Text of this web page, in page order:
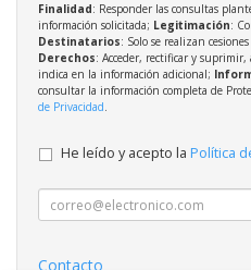
Finalidad: Responder las consultas
información solicitada; Legitimación:
Destinatarios: Solo se realizan
Derechos: Acceder, rectificar y suprimir,
indica en la información adicional;
consultar la información completa de
de Privacidad.
He leído y acepto la Política
Contacto